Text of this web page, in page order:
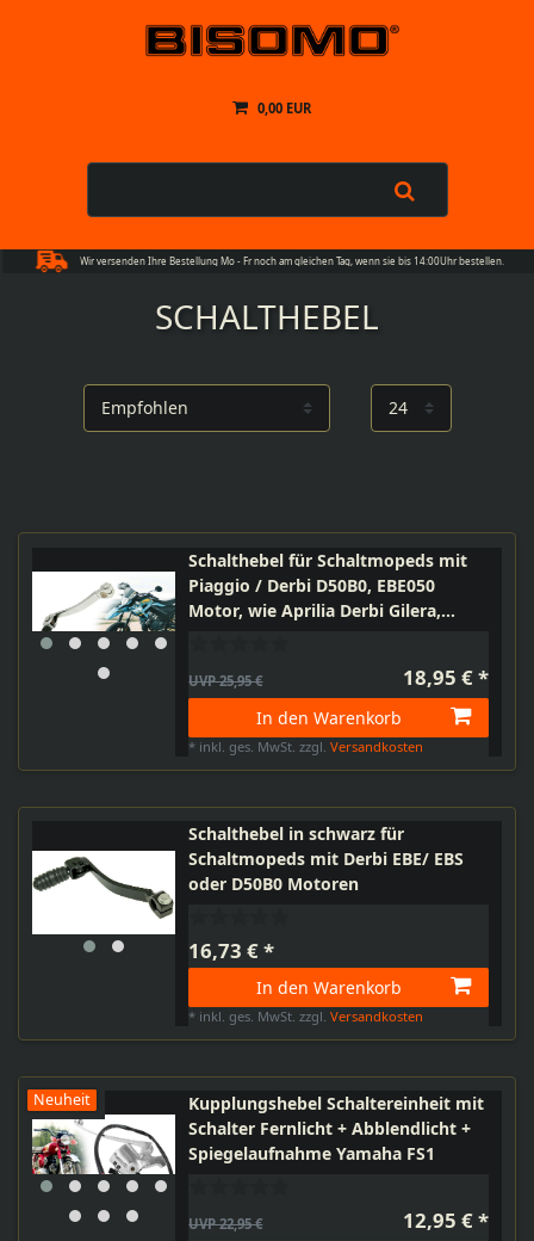
0,00 EUR
Wir versenden Ihre Bestellung Mo - Fr noch am gleichen Tag, wenn sie bis 14:00Uhr bestellen.
SCHALTHEBEL
Schalthebel für Schaltmopeds mit
Piaggio / Derbi D50B0, EBE050
Motor, wie Aprilia Derbi Gilera,
UVP 25,95 € 18,95 € *
In den Warenkorb
* inkl. ges. MwSt. zzgl.Versandkosten
Schalthebel in schwarz für
Schaltmopeds mit Derbi EBE/ EBS
oder D50B0 Motoren
16,73 € *
In den Warenkorb
* inkl. ges. MwSt. zzgl.Versandkosten
Neuheit
Kupplungshebel Schaltereinheit mit
Schalter Fernlicht + Abblendlicht +
Spiegelaufnahme Yamaha FS1
UVP 22,95 € 12,95 € *